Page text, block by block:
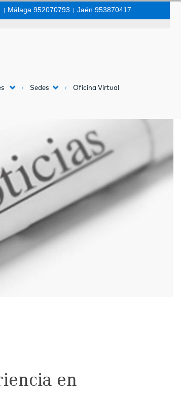
| Málaga 952070793 | Jaén 953870417
Sedes Oficina Virtual
en